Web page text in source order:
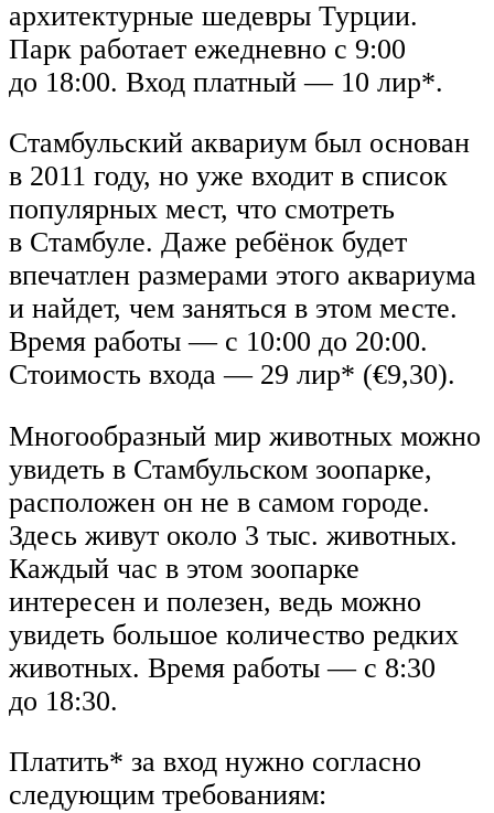
архитектурные шедевры Турции.
Парк работает ежедневно с 9:00
до 18:00. Вход платный — 10 лир*.
Стамбульский аквариум был основан
в 2011 году, но уже входит в список
популярных мест, что смотреть
в Стамбуле. Даже ребёнок будет
впечатлен размерами этого аквариума
и найдет, чем заняться в этом месте.
Время работы — с 10:00 до 20:00.
Стоимость входа — 29 лир* (€9,30).
Многообразный мир животных можно
увидеть в Стамбульском зоопарке,
расположен он не в самом городе.
Здесь живут около 3 тыс. животных.
Каждый час в этом зоопарке
интересен и полезен, ведь можно
увидеть большое количество редких
животных. Время работы — с 8:30
до 18:30.
Платить* за вход нужно согласно
следующим требованиям: